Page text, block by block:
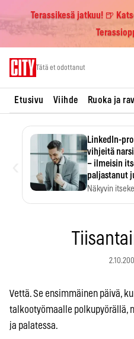
Terassikesä jatkuu! 🍺
Tätä et odottanut
Etusivu Viihde Ruoka ja
LinkedIn-
vihjeitä
– ilmeisin
paljastanut
Näkyvin
Vettä. Se ensimmäinen päivä,
talkootyömaalle polkupyörällä,
ja palatessa.